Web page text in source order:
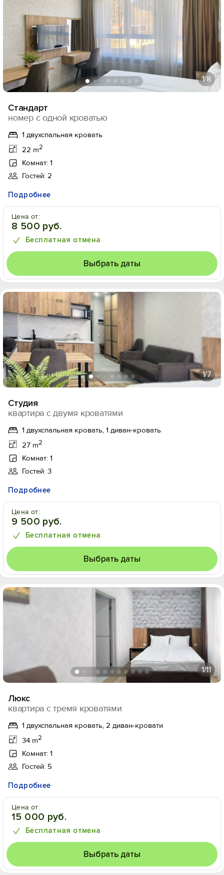
1/8
Стандарт
номер с одной кроватью
1 двухспальная кровать
22 m2
Комнат: 1
Гостей: 2
Подробнее
Цена от:
8 500 руб.
Бесплатная отмена
Выбрать даты
1/7
Студия
квартира с двумя кроватями
1 двухспальная кровать, 1 диван-кровать
27 m2
Комнат: 1
Гостей: 3
Подробнее
Цена от:
9 500 руб.
Бесплатная отмена
Выбрать даты
1/11
Люкс
квартира с тремя кроватями
1 двухспальная кровать, 2 диван-кровати
34 m2
Комнат: 1
Гостей: 5
Подробнее
Цена от:
15 000 руб.
Бесплатная отмена
Выбрать даты